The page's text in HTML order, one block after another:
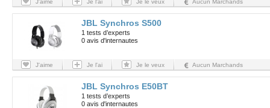
J'aime Je l'ai Je le veux Aucun Marchands
JBL Synchros S500
1 tests d’experts
0 avis d'internautes
J'aime Je l'ai Je le veux Aucun Marchands
JBL Synchros E50BT
1 tests d’experts
0 avis d'internautes